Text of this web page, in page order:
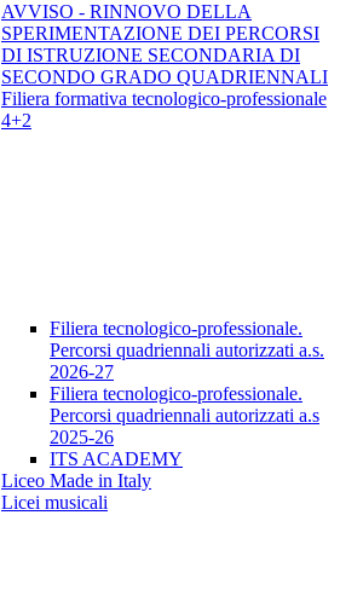
AVVISO - RINNOVO DELLA
SPERIMENTAZIONE DEI PERCORSI
DI ISTRUZIONE SECONDARIA DI
SECONDO GRADO QUADRIENNALI
Filiera formativa tecnologico-professionale
4+2
Filiera tecnologico-professionale.
Percorsi quadriennali autorizzati a.s.
2026-27
Filiera tecnologico-professionale.
Percorsi quadriennali autorizzati a.s
2025-26
ITS ACADEMY
Liceo Made in Italy
Licei musicali